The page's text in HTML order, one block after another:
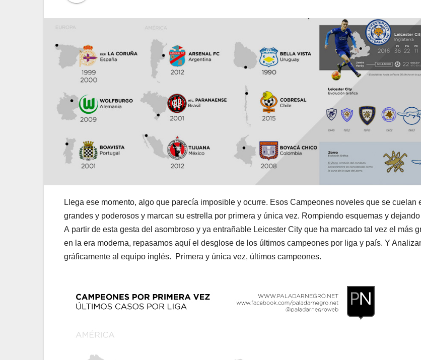
Llega ese momento, algo que parecía imposible y ocurre. Esos Campeones noveles que se cuelan
grandes y poderosos y marcan su estrella por primera y única vez. Rompiendo esquemas y
A partir de esta gesta del asombroso y ya entrañable Leicester City que ha marcado tal vez el más
en la era moderna, repasamos aquí el desglose de los últimos campeones por liga y país. Y
gráficamente al equipo inglés. Primera y única vez, últimos campeones.